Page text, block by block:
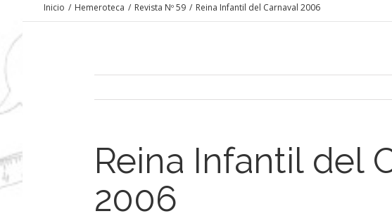
Inicio / Hemeroteca / Revista Nº 59 / Reina Infantil del Carnaval 2006
Reina Infantil del
2006